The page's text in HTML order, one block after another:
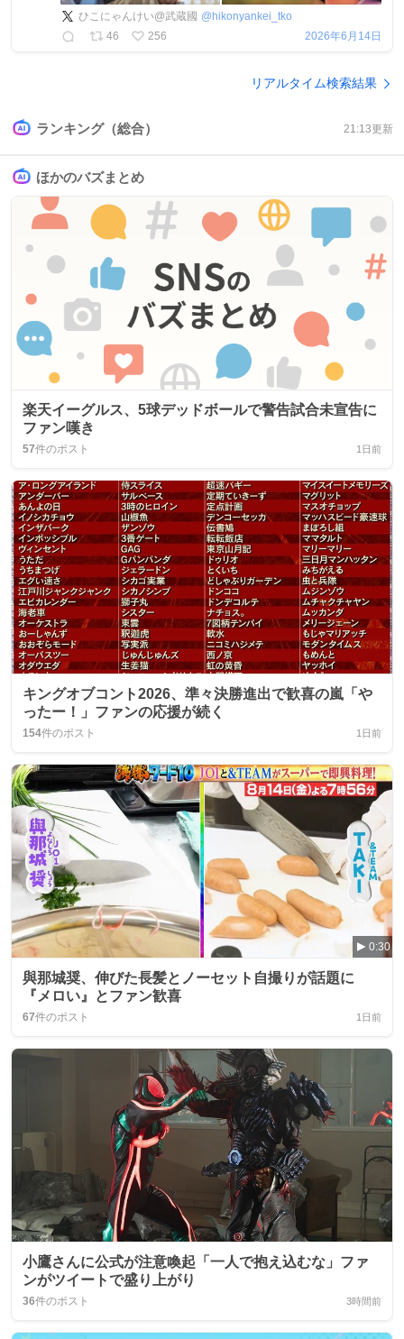
ひこにゃんけい@武蔵國 @ hikonyankei_tko
46
256 2026年6月14日
リアルタイム検索結果
ランキング（総合） 21:13更新
ほかのバズまとめ
楽天イーグルス、5球デッドボールで警告試合未宣告に
ファン嘆き
57件のポスト 1日前
キングオブコント2026、準々決勝進出で歓喜の嵐「や
ったー！」ファンの応援が続く
154件のポスト 1日前
0:30
與那城奨、伸びた長髪とノーセット自撮りが話題に
『メロい』とファン歓喜
67件のポスト 1日前
小鷹さんに公式が注意喚起「一人で抱え込むな」ファ
ンがツイートで盛り上がり
36件のポスト 3時間前